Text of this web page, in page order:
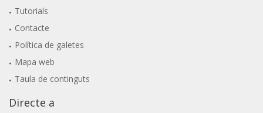
Tutorials
Contacte
Política de galetes
Mapa web
Taula de continguts
Directe a